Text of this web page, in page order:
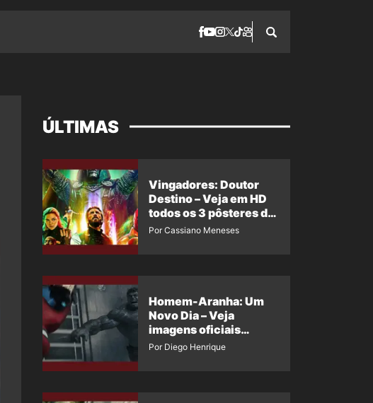
ÚLTIMAS
Vingadores: Doutor
Destino – Veja em HD
todos os 3 pôsteres de
‘Doomsday’ + 1 imagem
Por Cassiano Meneses
Homem-Aranha: Um
Novo Dia – Veja
imagens oficiais
descartadas do Hulk
Por Diego Henrique